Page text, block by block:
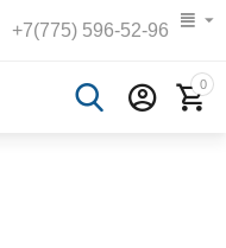
+7(775)596-52-96
0